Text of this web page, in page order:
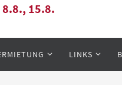
8.8., 15.8.
LINKS